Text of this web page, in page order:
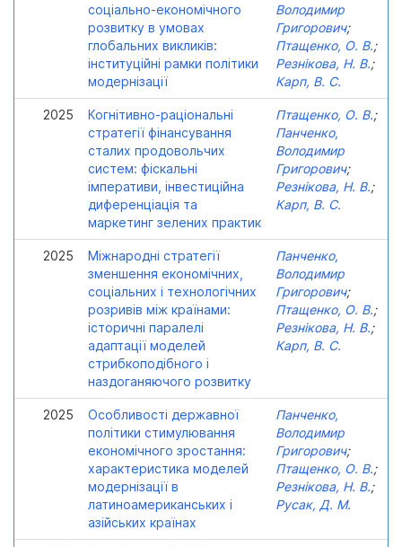
соціально-економічного
розвитку в умовах
глобальних викликів:
інституційні рамки політики
модернізації
Володимир
Григорович;
Птащенко, О. В.;
Резнікова, Н. В.;
Карп, В. С.
2025
Когнітивно-раціональні
стратегії фінансування
сталих продовольчих
систем: фіскальні
імперативи, інвестиційна
диференціація та
маркетинг зелених практик
Птащенко, О. В.;
Панченко,
Володимир
Григорович;
Резнікова, Н. В.;
Карп, В. С.
2025
Міжнародні стратегії
зменшення економічних,
соціальних і технологічних
розривів між країнами:
історичні паралелі
адаптації моделей
стрибкоподібного і
наздоганяючого розвитку
Панченко,
Володимир
Григорович;
Птащенко, О. В.;
Резнікова, Н. В.;
Карп, В. С.
2025
Особливості державної
політики стимулювання
економічного зростання:
характеристика моделей
модернізації в
латиноамериканських і
азійських країнах
Панченко,
Володимир
Григорович;
Птащенко, О. В.;
Резнікова, Н. В.;
Русак, Д. М.